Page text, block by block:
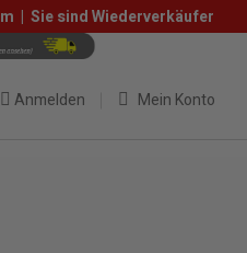
| Sie sind Wiederverkäufer
Mein Konto
Anmelden